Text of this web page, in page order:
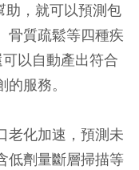
助，就可以預測包
骨質疏鬆等四種疾
以自動產出符合
服務。
老化加速，預測未
低劑量斷層掃描等